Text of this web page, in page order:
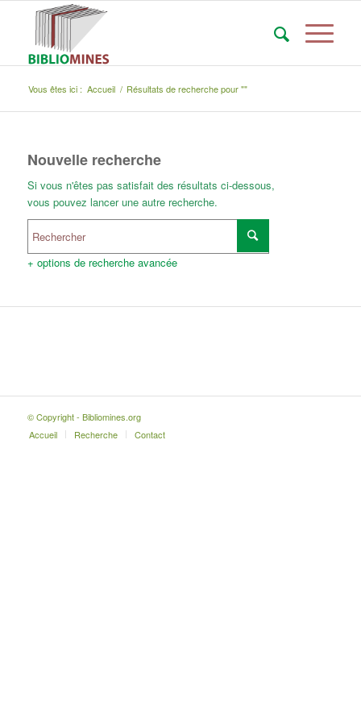
Vous êtes ici : Accueil / Résultats de recherche pour ""
Nouvelle recherche
Si vous n'êtes pas satisfait des résultats ci-dessous,
vous pouvez lancer une autre recherche.
+ options de recherche avancée
© Copyright - Bibliomines.org
Accueil
Recherche Contact